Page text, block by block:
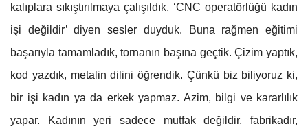
kalıplara sıkıştırılmaya çalışıldık, ‘CNC operatörlüğü kadın
işi değildir’ diyen sesler duyduk. Buna rağmen eğitimi
başarıyla tamamladık, tornanın başına geçtik. Çizim yaptık,
kod yazdık, metalin dilini öğrendik. Çünkü biz biliyoruz ki,
bir işi kadın ya da erkek yapmaz. Azim, bilgi ve kararlılık
yapar. Kadının yeri sadece mutfak değildir, fabrikadır,